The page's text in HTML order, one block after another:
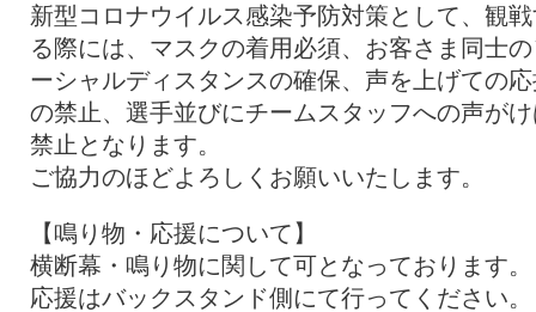
新型コロナウイルス感染予防対策として、観
る際には、マスクの着用必須、お客さま同士
ーシャルディスタンスの確保、声を上げての
の禁止、選手並びにチームスタッフへの声が
禁止となります。
ご協力のほどよろしくお願いいたします。
【鳴り物・応援について】
横断幕・鳴り物に関して可となっております。
応援はバックスタンド側にて行ってください。